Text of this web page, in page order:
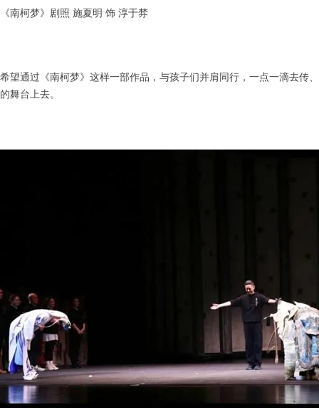
《南柯梦》剧照 施夏明 饰 淳于棼
希望通过《南柯梦》这样一部作品，与孩子们并肩同行，一点一滴去传
的舞台上去。